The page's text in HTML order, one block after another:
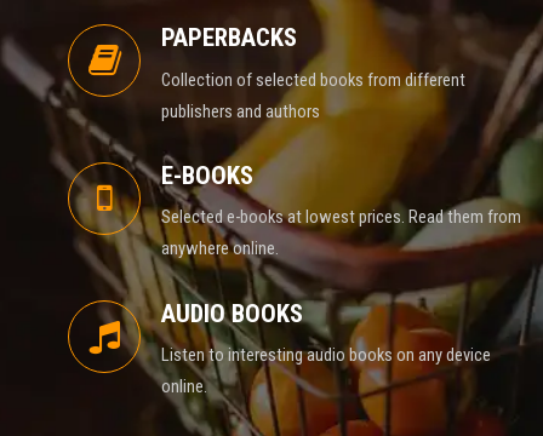
PAPERBACKS
Collection of selected books from different
publishers and authors
E-BOOKS
Selected e-books at lowest prices. Read them from
anywhere online.
AUDIO BOOKS
Listen to interesting audio books on any device
online.